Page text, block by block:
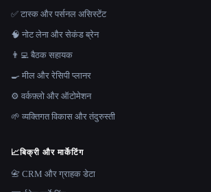
✅ टास्क और पर्सनल असिस्टेंट
🧠 नोट लेना और सेकंड ब्रेन
👨‍💻 बैठक सहायक
🍳 मील और रेसिपी प्लानर
⚙️ वर्कफ़्लो और ऑटोमेशन
🌱 व्यक्तिगत विकास और तंदुरुस्ती
📈बिक्री और मार्केटिंग
📇 CRM और ग्राहक डेटा